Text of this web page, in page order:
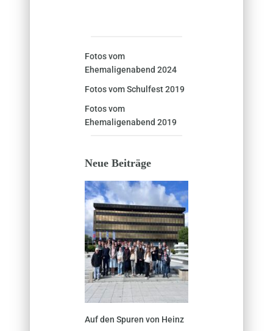
Fotos vom
Ehemaligenabend 2024
Fotos vom Schulfest 2019
Fotos vom
Ehemaligenabend 2019
Neue Beiträge
Auf den Spuren von Heinz